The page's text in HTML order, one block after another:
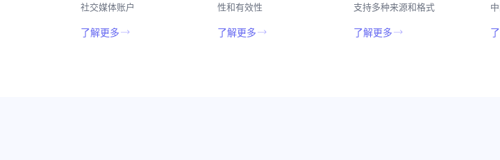
社交媒体账户
了解更多
性和有效性
了解更多
支持多种来源和格式
了解更多